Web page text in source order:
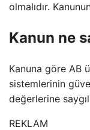
olmalıdır.
Kanun ne
Kanuna göre AB
sistemlerinin
değerlerine
REKLAM